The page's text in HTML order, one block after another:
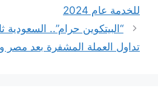
للخدمة عام 2024
“البيتكوين حرام”.. السعودية
تداول العملة المشفرة بعد